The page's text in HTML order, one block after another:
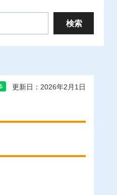
更新日：2026年2月1日